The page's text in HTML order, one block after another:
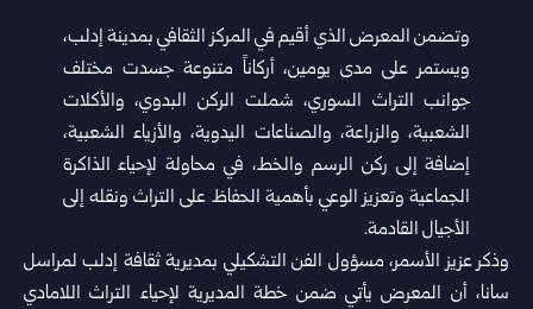
وتضمن المعرض الذي أقيم في المركز الثقافي بمدينة إدلب،
ويستمر على مدى يومين، أركاناً متنوعة جسدت مختلف
جوانب ‏التراث السوري، شملت الركن البدوي، والأكلات
الشعبية، ‏والزراعة، والصناعات اليدوية، والأزياء الشعبية،
إضافة إلى ‏ركن الرسم والخط، في محاولة لإحياء الذاكرة
الجماعية وتعزيز ‏الوعي بأهمية الحفاظ على التراث ونقله إلى
الأجيال القادمة‎.‎
وذكر عزيز الأسمر، مسؤول الفن التشكيلي بمديرية ثقافة إدلب ‏لمراسل
سانا، أن المعرض يأتي ضمن خطة المديرية لإحياء ‏التراث اللامادي